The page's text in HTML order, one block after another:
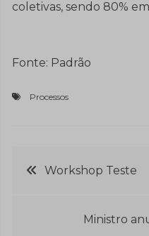
coletivas, sendo 80%
Fonte: Padrão
Processos
Navegação
Workshop Teste
Ministro